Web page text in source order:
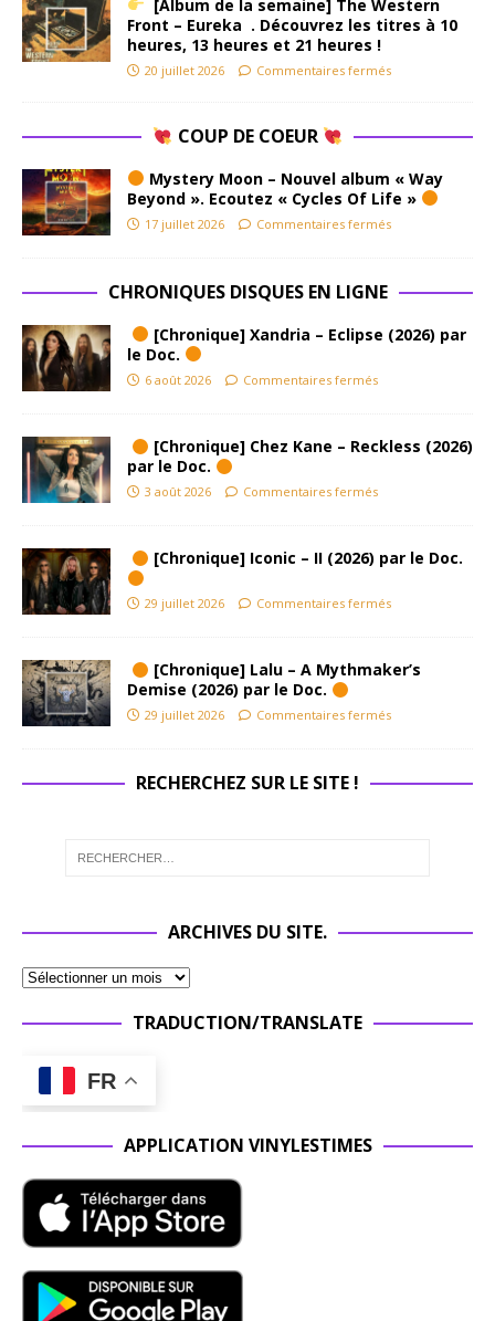
[Album de la semaine] The Western
Front – Eureka . Découvrez les titres à 10
heures, 13 heures et 21 heures !
20 juillet 2026 Commentaires fermés
COUP DE COEUR
Mystery Moon – Nouvel album « Way
Beyond ». Ecoutez « Cycles Of Life »
17 juillet 2026 Commentaires fermés
CHRONIQUES DISQUES EN LIGNE
[Chronique] Xandria – Eclipse (2026) par
le Doc.
6 août 2026 Commentaires fermés
[Chronique] Chez Kane – Reckless (2026)
par le Doc.
3 août 2026 Commentaires fermés
[Chronique] Iconic – II (2026) par le Doc.
29 juillet 2026 Commentaires fermés
[Chronique] Lalu – A Mythmaker’s
Demise (2026) par le Doc.
29 juillet 2026 Commentaires fermés
RECHERCHEZ SUR LE SITE !
ARCHIVES DU SITE.
TRADUCTION/TRANSLATE
FR
APPLICATION VINYLESTIMES